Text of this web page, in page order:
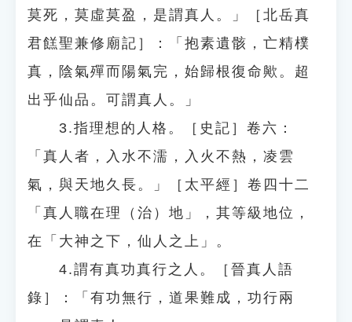
莫死，莫虛莫盈，是謂真人。」［北岳真
君餻聖兼修廟記］：「抱素遺骸，亡精樸
真，陰氣殫而陽氣完，始歸根復命歟。超
出乎仙品。可謂真人。」
3.指理想的人格。［史記］卷六：
「真人者，入水不濡，入火不熱，凌雲
氣，與天地久長。」［太平經］卷四十二
「真人職在理（治）地」，其等級地位，
在「大神之下，仙人之上」。
4.謂有真功真行之人。［晉真人語
錄］：「有功無行，道果難成，功行兩